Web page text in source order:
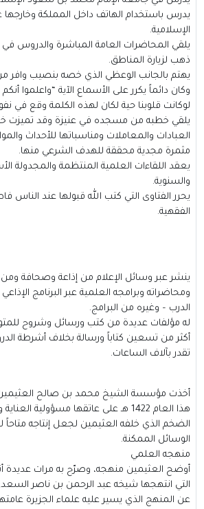
يدرس باستخدام الهاتف داخل المملكة وخارجها
الإسلامية.
يلقي المحاضرات العامة المباشرة والدروس
ذهب لزيارة المناطق.
يهتم بالجانب الوعظي الذي خصه بنصيب وافر
وكان دائماً يكرر على الأسماع الآية “واعلموا
لوكانت قلوبنا حية لكان لهذه الكلمة وقع في
يلقي خطبه من مسجده في عنيزة وقد تميزت
العبادات والمعاملات ومناسباتها للأحداث
مثمرة مجدية محققة للهدف الشرعي منها.
يعقد اللقاءات العلمية المنتظمة والمجدولة
والسنوية.
يحرر الفتاوى التي كتب الله قبولها عند الناس
الفقهية.
ينشر عبر وسائل الإعلام من إذاعة وصحافة
ومحاضراته وبرامجه العلمية عبر البرنامج
الدرب – وغيره من البرامج.
له مؤلفات عديدة من كتب ورسائل وشروح
أكثر من تسعين كتاباً ورسالة بخلاف أشرطة
تقدر بآلاف الساعات.
أخذت مؤسسة الشيخ محمد بن صالح العثيمين
هذا العام 1422 هـ على عاتقها مسؤولية
الضخم الذي خلفه العثيمين لجعل إنتاجه
الوسائل الممكنة.
منهجه العلمي
أوضح العثيمين منهجه، وصرّح به مرات عديدة
التي انتهجها شيخه عبد الرحمن بن ناصر
عن المنهج الذي يسير عليه علماء الجزيرة